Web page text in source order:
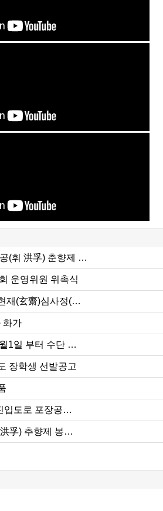
(휘 洪孚) 춘향제 …
운영위원 위촉식
재(玄齋)심사정(…
화가
1일 부터 수단 …
장학생 선발공고
입도로 포장공…
孚) 추향제 봉…